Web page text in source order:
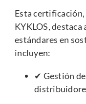
Esta
KYKLOS,
estándares en
incluyen:
✔ Gestión